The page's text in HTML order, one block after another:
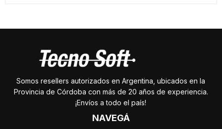
Somos resellers autorizados en Argentina, ubicados en la
Provincia de Córdoba con más de 20 años de experiencia.
¡Envíos a todo el país!
NAVEGÁ